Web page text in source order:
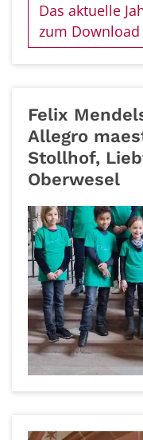
Das aktuelle
zum
Felix
Allegro
Stollhof,
Oberwesel